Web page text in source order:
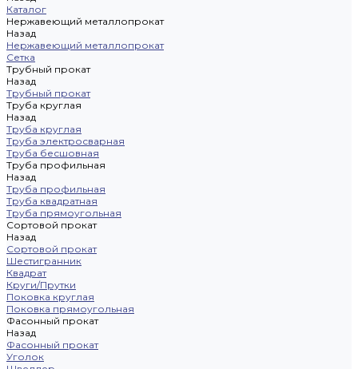
Каталог
Нержавеющий металлопрокат
Назад
Нержавеющий металлопрокат
Сетка
Трубный прокат
Назад
Трубный прокат
Труба круглая
Назад
Труба круглая
Труба электросварная
Труба бесшовная
Труба профильная
Назад
Труба профильная
Труба квадратная
Труба прямоугольная
Сортовой прокат
Назад
Сортовой прокат
Шестигранник
Квадрат
Круги/Прутки
Поковка круглая
Поковка прямоугольная
Фасонный прокат
Назад
Фасонный прокат
Уголок